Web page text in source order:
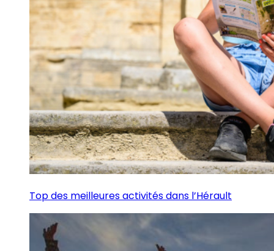
Top des meilleures activités dans l’Hérault